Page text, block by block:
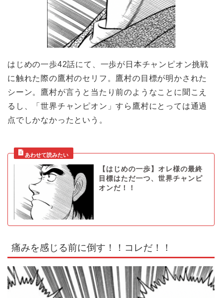
はじめの一歩42話にて、一歩が日本チャンピオン挑戦
に触れた際の鷹村のセリフ。鷹村の目標が明かされた
シーン。鷹村が言うと当たり前のようなことに聞こえ
るし、「世界チャンピオン」すら鷹村にとっては通過
点でしかなかったという。
【はじめの一歩】オレ様の最終
目標はただ一つ、世界チャンピ
オンだ！！
痛みを感じる前に倒す！！コレだ！！